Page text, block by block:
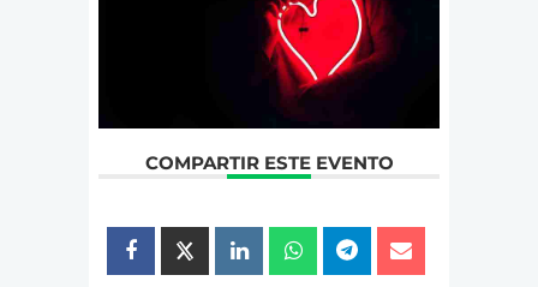
COMPARTIR ESTE EVENTO